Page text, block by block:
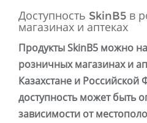
Доступность SkinB5 в
магазинах и аптеках
Продукты SkinB5 можно
розничных магазинах и
Казахстане и Российской
доступность может быть
зависимости от